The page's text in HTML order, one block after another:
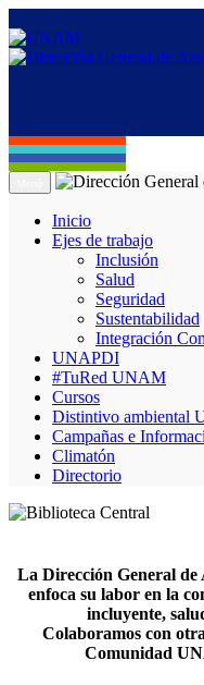
Inicio
Ejes de trabajo
Inclusión
Salud
Seguridad
Sustentabilidad
Integración
UNAPDI
#TuRed UNAM
Cursos
Distintivo ambiental
Campañas e
Climatón
Directorio
La Dirección General
enfoca su labor en la
incluyente,
Colaboramos con
Comunidad